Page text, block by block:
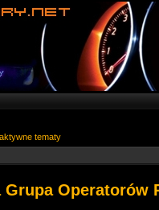
tematy
Grupa Operatorów